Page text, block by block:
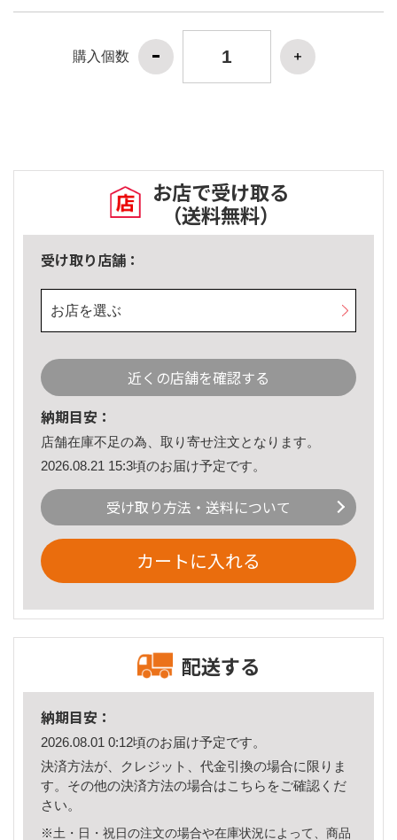
購入個数
お店で受け取る
（送料無料）
受け取り店舗：
お店を選ぶ
近くの店舗を確認する
納期目安：
店舗在庫不足の為、取り寄せ注文となります。
2026.08.21 15:3頃のお届け予定です。
受け取り方法・送料について
カートに入れる
配送する
納期目安：
2026.08.01 0:12頃のお届け予定です。
決済方法が、クレジット、代金引換の場合に限りま
す。その他の決済方法の場合はこちら をご確認くだ
さい。
※土・日・祝日の注文の場合や在庫状況によって、商品